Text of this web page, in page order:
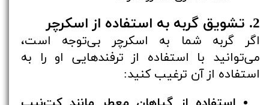
2. تشویق گربه به استفاده از اسکرچر
اگر گربه شما به اسکرچر بی‌توجه است،
می‌توانید با استفاده از ترفندهایی او را به
استفاده از آن ترغیب کنید: